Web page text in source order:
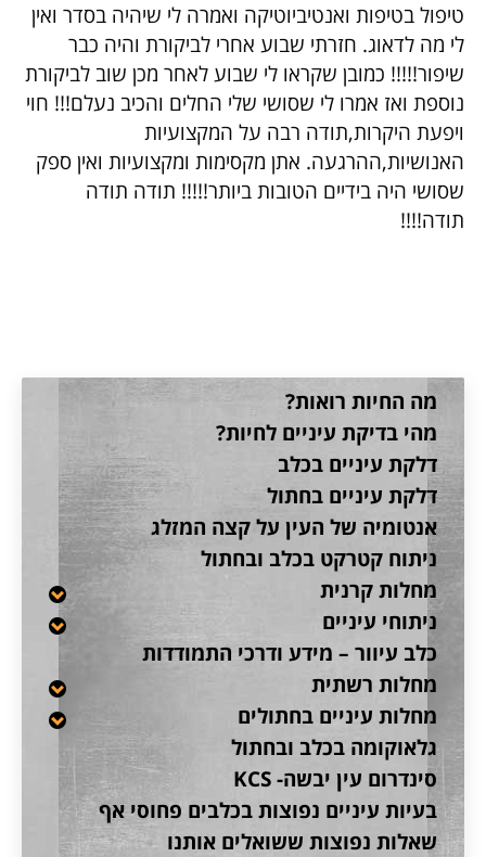
טיפול בטיפות ואנטיביוטיקה ואמרה לי שיהיה בסדר ואין
לי מה לדאוג. חזרתי שבוע אחרי לביקורת והיה כבר
שיפור!!!!! כמובן שקראו לי שבוע לאחר מכן שוב לביקורת
נוספת ואז אמרו לי שסושי שלי החלים והכיב נעלם!!! חוי
ויפעת היקרות,תודה רבה על המקצועיות
האנושיות,ההרגעה. אתן מקסימות ומקצועיות ואין ספק
שסושי היה בידיים הטובות ביותר!!!!! תודה תודה
תודה!!!!
מה החיות רואות?
מהי בדיקת עיניים לחיות?
דלקת עיניים בכלב
דלקת עיניים בחתול
אנטומיה של העין על קצה המזלג
ניתוח קטרקט בכלב ובחתול
מחלות קרנית
ניתוחי עיניים
כלב עיוור – מידע ודרכי התמודדות
מחלות רשתית
מחלות עיניים בחתולים
גלאוקומה בכלב ובחתול
סינדרום עין יבשה- KCS
בעיות עיניים נפוצות בכלבים פחוסי אף
שאלות נפוצות ששואלים אותנו